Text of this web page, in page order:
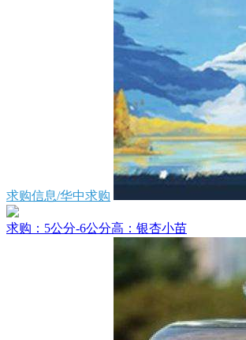
求购信息/华中求购
求购：5公分-6公分高：银杏小苗